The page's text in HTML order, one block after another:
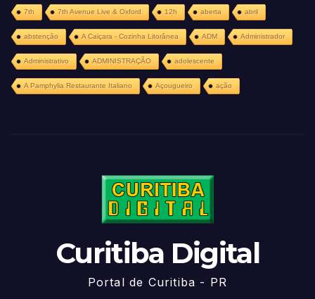
7th 7th Avenue Live & Oxford 12h aberta abril
abstenção A Caiçara - Cozinha Litorânea ADM Administrador
Administrativo ADMINISTRAÇÃO adolescente
A Pamphylia Restaurante Italiano Açougueiro ação
Curitiba Digital
Portal de Curitiba - PR